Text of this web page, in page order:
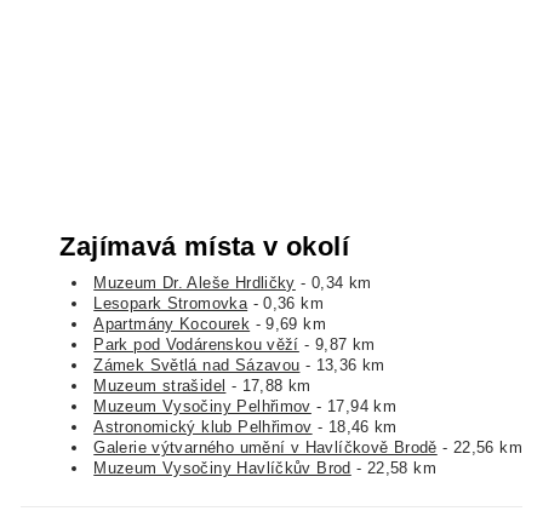
Zajímavá místa v okolí
Muzeum Dr. Aleše Hrdličky - 0,34 km
Lesopark Stromovka- 0,36 km
Apartmány Kocourek - 9,69 km
Park pod Vodárenskou věží - 9,87 km
Zámek Světlá nad Sázavou - 13,36 km
Muzeum strašidel - 17,88 km
Muzeum Vysočiny Pelhřimov - 17,94 km
Astronomický klub Pelhřimov - 18,46 km
Galerie výtvarného umění v Havlíčkově Brodě - 22,56 km
Muzeum Vysočiny Havlíčkův Brod - 22,58 km